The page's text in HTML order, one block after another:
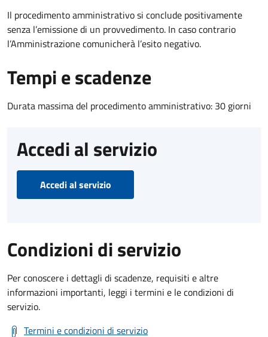
Il procedimento amministrativo si conclude positivamente
senza l’emissione di un provvedimento. In caso contrario
l’Amministrazione comunicherà l’esito negativo.
Tempi e scadenze
Durata massima del procedimento amministrativo: 30 giorni
Accedi al servizio
Accedi al servizio
Condizioni di servizio
Per conoscere i dettagli di scadenze, requisiti e altre
informazioni importanti, leggi i termini e le condizioni di
servizio.
Termini e condizioni di servizio